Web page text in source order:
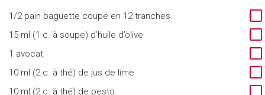
1/2 pain baguette coupé en 12 tranches
15 ml (1 c. à soupe) d’huile d’olive
1 avocat
10 ml (2 c. à thé) de jus de lime
10 ml (2 c. à thé) de pesto